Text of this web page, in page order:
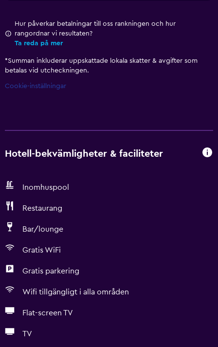
Hur påverkar betalningar till oss rankningen och hur
rangordnar vi resultaten?
Ta reda på mer
*Summan inkluderar uppskattade lokala skatter & avgifter som
betalas vid utcheckningen.
Cookie-inställningar
Hotell-bekvämligheter & faciliteter
Inomhuspool
Restaurang
Bar/lounge
Gratis WiFi
Gratis parkering
Wifi tillgängligt i alla områden
Flat-screen TV
TV